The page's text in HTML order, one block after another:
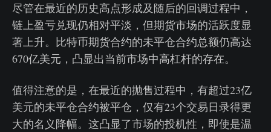
尽管在最近的历史高点形成及随后的回调过程中，
链上盈亏兑现仍相对平淡，但期货市场的活跃度显
著上升。比特币期货合约的未平仓合约总额仍高达
670亿美元，凸显出当前市场中高杠杆的存在。
值得注意的是，在最近的抛售过程中，有超过23亿
美元的未平仓合约被平仓，仅有23个交易日录得更
大的名义降幅。这凸显了市场的投机性，即使是温